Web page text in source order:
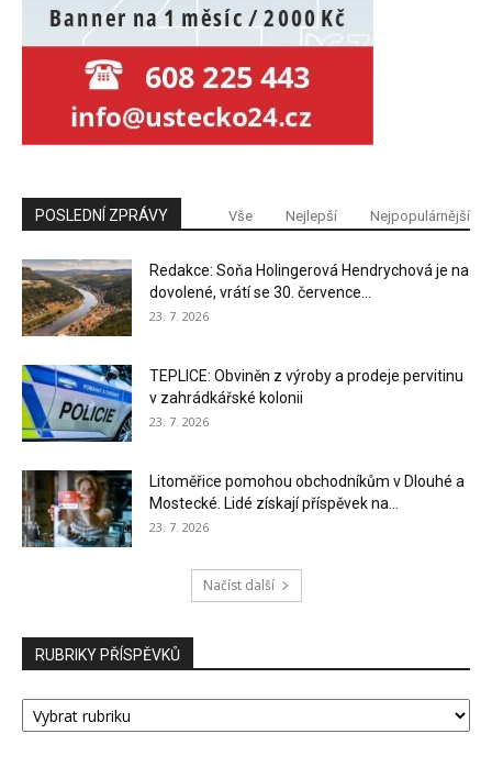
POSLEDNÍ ZPRÁVY Vše Nejlepší Nejpopulárnější
Redakce: Soňa Holingerová Hendrychová je na
dovolené, vrátí se 30. července...
23. 7. 2026
TEPLICE: Obviněn z výroby a prodeje pervitinu
v zahrádkářské kolonii
23. 7. 2026
Litoměřice pomohou obchodníkům v Dlouhé a
Mostecké. Lidé získají příspěvek na...
23. 7. 2026
Načíst další
RUBRIKY PŘÍSPĚVKŮ
RUBRIKY
PŘÍSPĚVKŮ